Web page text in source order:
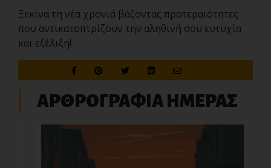
Ξεκίνα τη νέα χρονιά βάζοντας προτεραιότητες
που αντικατοπτρίζουν την αληθινή σου ευτυχία
και εξέλιξη!
ΑΡΘΡΟΓΡΑΦΙΑ ΗΜΕΡΑΣ